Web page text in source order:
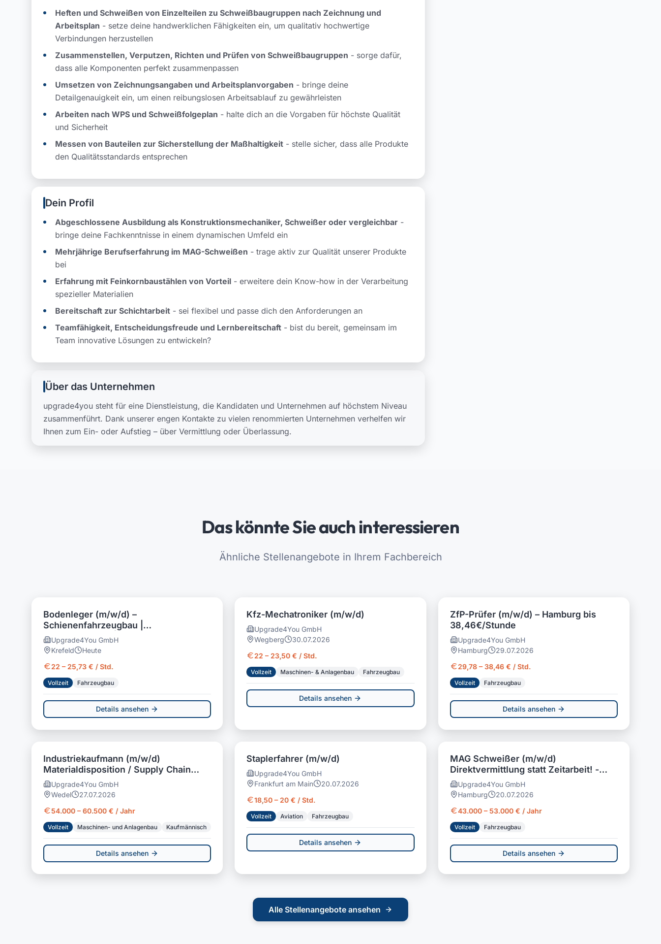
Heften und Schweißen von Einzelteilen zu Schweißbaugruppen nach Zeichnung und
Arbeitsplan - setze deine handwerklichen Fähigkeiten ein, um qualitativ hochwertige
Verbindungen herzustellen
Zusammenstellen, Verputzen, Richten und Prüfen von Schweißbaugruppen - sorge dafür,
dass alle Komponenten perfekt zusammenpassen
Umsetzen von Zeichnungsangaben und Arbeitsplanvorgaben - bringe deine
Detailgenauigkeit ein, um einen reibungslosen Arbeitsablauf zu gewährleisten
Arbeiten nach WPS und Schweißfolgeplan - halte dich an die Vorgaben für höchste Qualität
und Sicherheit
Messen von Bauteilen zur Sicherstellung der Maßhaltigkeit - stelle sicher, dass alle Produkte
den Qualitätsstandards entsprechen
Dein Profil
Abgeschlossene Ausbildung als Konstruktionsmechaniker, Schweißer oder vergleichbar -
bringe deine Fachkenntnisse in einem dynamischen Umfeld ein
Mehrjährige Berufserfahrung im MAG-Schweißen - trage aktiv zur Qualität unserer Produkte
bei
Erfahrung mit Feinkornbaustählen von Vorteil - erweitere dein Know-how in der Verarbeitung
spezieller Materialien
Bereitschaft zur Schichtarbeit - sei flexibel und passe dich den Anforderungen an
Teamfähigkeit, Entscheidungsfreude und Lernbereitschaft - bist du bereit, gemeinsam im
Team innovative Lösungen zu entwickeln?
Über das Unternehmen
upgrade4you steht für eine Dienstleistung, die Kandidaten und Unternehmen auf höchstem Niveau
zusammenführt. Dank unserer engen Kontakte zu vielen renommierten Unternehmen verhelfen wir
Ihnen zum Ein- oder Aufstieg – über Vermittlung oder Überlassung.
Das könnte Sie auch interessieren
Ähnliche Stellenangebote in Ihrem Fachbereich
Bodenleger (m/w/d) –
Schienenfahrzeugbau |
Wechselschicht | 25,73 €/Std
Upgrade4You GmbH
Krefeld
Heute
22 – 25,73 € / Std.
Vollzeit Fahrzeugbau
Details ansehen
Kfz-Mechatroniker (m/w/d)
Upgrade4You GmbH
Wegberg
30.07.2026
22 – 23,50 € / Std.
Vollzeit Maschinen- & Anlagenbau Fahrzeugbau
Details ansehen
ZfP-Prüfer (m/w/d) – Hamburg bis
38,46€/Stunde
Upgrade4You GmbH
Hamburg
29.07.2026
29,78 – 38,46 € / Std.
Vollzeit Fahrzeugbau
Details ansehen
Industriekaufmann (m/w/d)
Materialdisposition / Supply Chain
Management
Upgrade4You GmbH
Wedel
27.07.2026
54.000 – 60.500 € / Jahr
Vollzeit Maschinen- und Anlagenbau Kaufmännisch
Details ansehen
Staplerfahrer (m/w/d)
Upgrade4You GmbH
Frankfurt am Main
20.07.2026
18,50 – 20 € / Std.
Vollzeit Aviation Fahrzeugbau
Details ansehen
MAG Schweißer (m/w/d)
Direktvermittlung statt Zeitarbeit! -
Hamburg
Upgrade4You GmbH
Hamburg
20.07.2026
43.000 – 53.000 € / Jahr
Vollzeit Fahrzeugbau
Details ansehen
Alle Stellenangebote ansehen